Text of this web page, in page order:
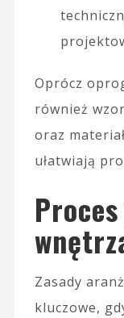
Oprócz
również
oraz
ułatwiają
Zasady
kluczowe,